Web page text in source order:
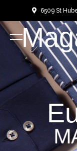
contenu
6509 St